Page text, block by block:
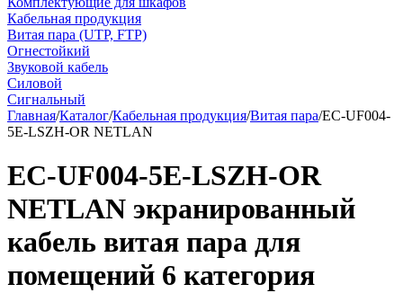
Кабельная продукция
Витая пара (UTP, FTP)
Огнестойкий
Звуковой кабель
Силовой
Сигнальный
Главная/Каталог/Кабельная продукция/Витая пара/EC-UF004-
5E-LSZH-OR NETLAN
EC-UF004-5E-LSZH-OR
NETLAN экранированный
кабель витая пара для
помещений 6 категория